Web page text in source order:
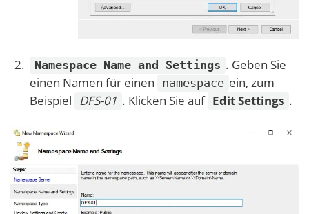
Namespace Name and Settings . Geben Sie
einen Namen für einen
namespace ein, zum
Beispiel
DFS-01 . Klicken Sie auf Edit Settings .